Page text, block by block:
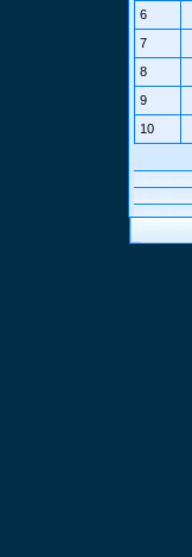
6
7
8
9
10